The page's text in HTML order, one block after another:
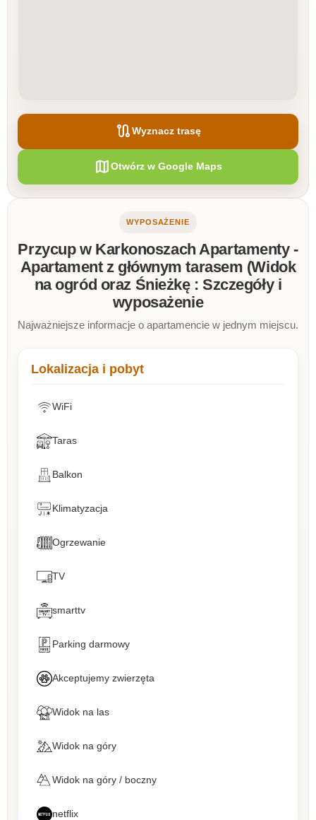
routeWyznacz trasę
mapOtwórz w Google Maps
WYPOSAŻENIE
Przycup w Karkonoszach Apartamenty -
Apartament z głównym tarasem (Widok
na ogród oraz Śnieżkę : Szczegóły i
wyposażenie
Najważniejsze informacje o apartamencie w jednym miejscu.
Lokalizacja i pobyt
WiFi
Taras
Balkon
Klimatyzacja
Ogrzewanie
TV
smarttv
Parking darmowy
Akceptujemy zwierzęta
Widok na las
Widok na góry
Widok na góry / boczny
netflix